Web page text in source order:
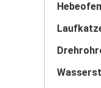
Hebeofen